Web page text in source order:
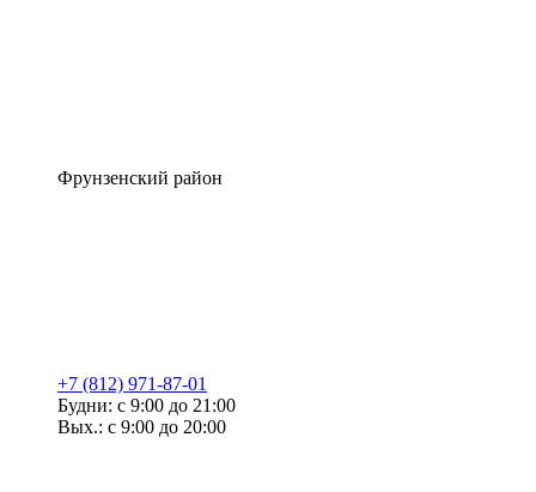
Фрунзенский район
+7 (812) 971-87-01
Будни: с 9:00 до 21:00
Вых.: с 9:00 до 20:00